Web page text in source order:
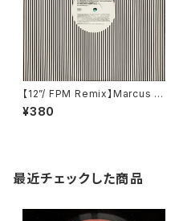
【12”/ FPM Remix】Marcus Ni
kolai / Bushes (Southern Fr
ied Records) (ECB69R)
¥380
最近チェックした商品